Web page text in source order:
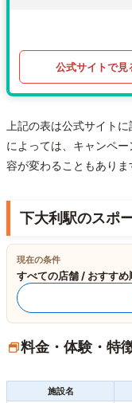
公式サイトで見
上記の表は公式サイト
によっては、キャンペ
容が変わることもありま
下大利駅のスポ
現在の条件
すべての店舗 / おすすめ
料金・体験・特
施設名